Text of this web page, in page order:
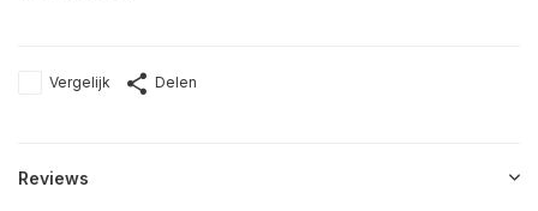
Vergelijk Delen
Reviews